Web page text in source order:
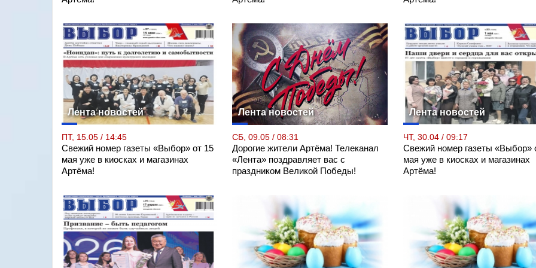
Лента новостей
ПТ, 15.05 / 14:45
Свежий номер газеты «Выбор» от 15
мая уже в киосках и магазинах
Артёма!
Лента новостей
СБ, 09.05 / 08:31
Дорогие жители Артёма! Телеканал
«Лента» поздравляет вас с
праздником Великой Победы!
Лента новостей
ЧТ, 30.04 / 09:17
Свежий номер газеты «Выбор»
мая уже в киосках и магазинах
Артёма!